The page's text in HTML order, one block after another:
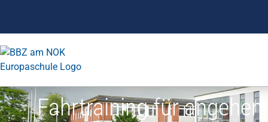
Fahrtraining für